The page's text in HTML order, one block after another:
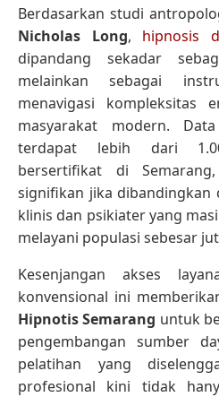
Berdasarkan studi
Nicholas Long, hipnosis
dipandang sekadar
melainkan sebagai
menavigasi kompleksitas
masyarakat modern.
terdapat lebih dari
bersertifikat di
signifikan jika dibandingkan
klinis dan psikiater yang
melayani populasi sebesar
Kesenjangan akses
konvensional ini
Hipnotis Semarang untuk
pengembangan sumber
pelatihan yang
profesional kini tidak